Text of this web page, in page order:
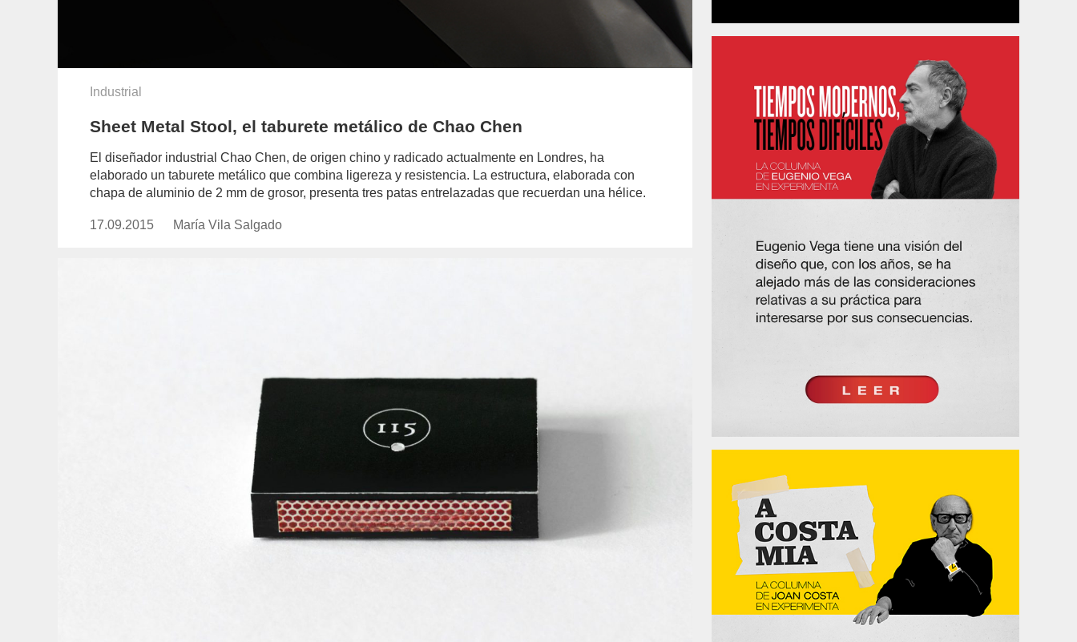
Industrial
Sheet Metal Stool, el taburete metálico de Chao Chen
El diseñador industrial Chao Chen, de origen chino y radicado actualmente en Londres, ha
elaborado un taburete metálico que combina ligereza y resistencia. La estructura, elaborada con
chapa de aluminio de 2 mm de grosor, presenta tres patas entrelazadas que recuerdan una hélice.
Publicado
17.09.2015 https://www.experimenta.es/author/mariavila/
María Vila Salgado